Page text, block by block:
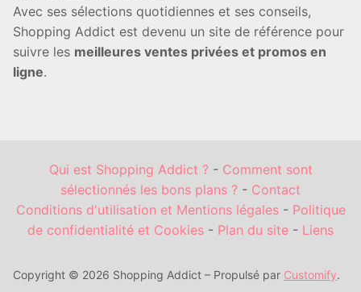
Avec ses sélections quotidiennes et ses conseils,
Shopping Addict est devenu un site de référence pour
suivre les meilleures ventes privées et promos en
ligne.
Qui est Shopping Addict ?- Comment sont
sélectionnés les bons plans ? - Contact
Conditions d'utilisation et Mentions légales- Politique
de confidentialité et Cookies - Plan du site - Liens
Copyright © 2026 Shopping Addict – Propulsé par Customify.